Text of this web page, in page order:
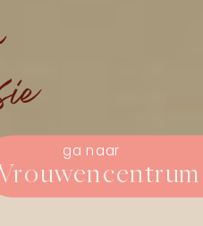
ga naar